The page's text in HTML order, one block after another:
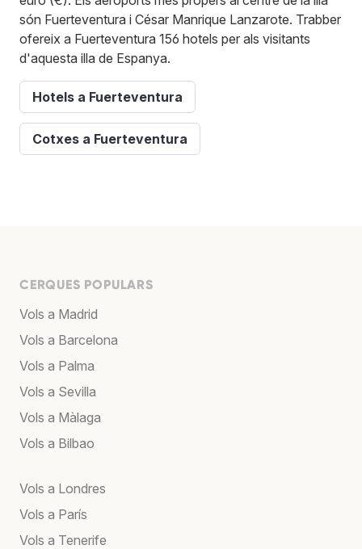
són Fuerteventura i César Manrique Lanzarote. Trabber
ofereix a Fuerteventura 156 hotels per als visitants
d'aquesta illa de Espanya.
Hotels a Fuerteventura
Cotxes a Fuerteventura
CERQUES POPULARS
Vols a Madrid
Vols a Barcelona
Vols a Palma
Vols a Sevilla
Vols a Màlaga
Vols a Bilbao
Vols a Londres
Vols a París
Vols a Tenerife